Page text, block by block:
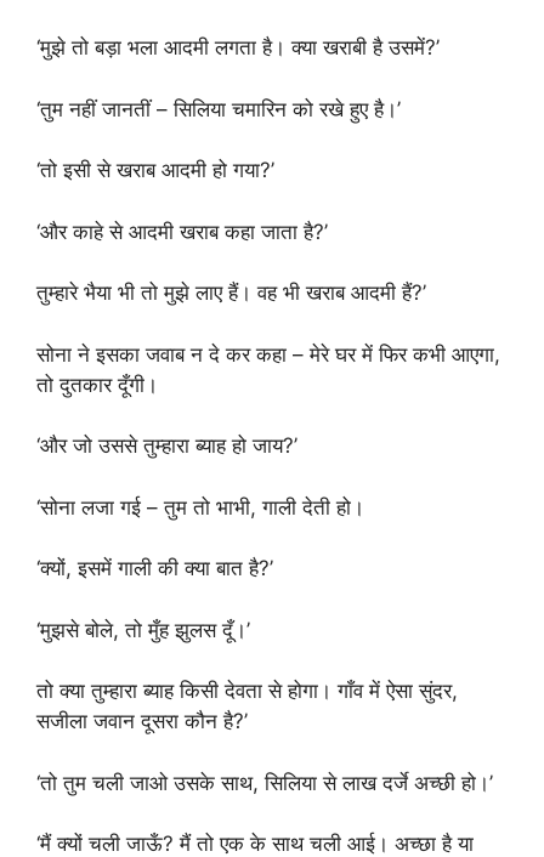
‘मुझे तो बड़ा भला आदमी लगता है। क्या खराबी है उसमें?’
‘तुम नहीं जानतीं – सिलिया चमारिन को रखे हुए है।’
‘तो इसी से खराब आदमी हो गया?’
‘और काहे से आदमी खराब कहा जाता है?’
तुम्हारे भैया भी तो मुझे लाए हैं। वह भी खराब आदमी हैं?’
सोना ने इसका जवाब न दे कर कहा – मेरे घर में फिर कभी आएगा,
तो दुतकार दूँगी।
‘और जो उससे तुम्हारा ब्याह हो जाय?’
‘सोना लजा गई – तुम तो भाभी, गाली देती हो।
‘क्यों, इसमें गाली की क्या बात है?’
‘मुझसे बोले, तो मुँह झुलस दूँ।’
तो क्या तुम्हारा ब्याह किसी देवता से होगा। गाँव में ऐसा सुंदर,
सजीला जवान दूसरा कौन है?’
‘तो तुम चली जाओ उसके साथ, सिलिया से लाख दर्जे अच्छी हो।’
‘मैं क्यों चली जाऊँ? मैं तो एक के साथ चली आई। अच्छा है या